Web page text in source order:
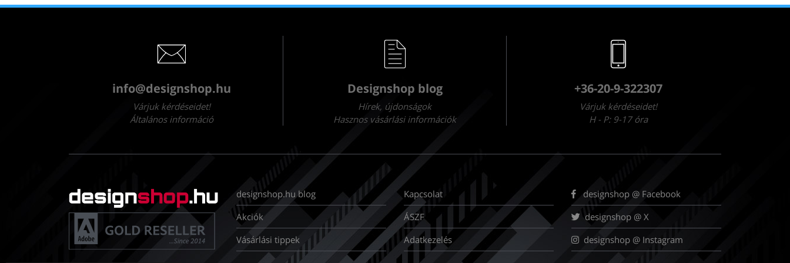
info@designshop.hu
Várjuk kérdéseidet!
Általános információ
Designshop blog
Hírek, újdonságok
Hasznos vásárlási információk
+36-20-9-322307
Várjuk kérdéseidet!
H - P: 9-17 óra
designshop.hu blog
Akciók
Vásárlási tippek
Kapcsolat
ÁSZF
Adatkezelés
designshop @ Facebook
designshop @ X
designshop @ Instagram